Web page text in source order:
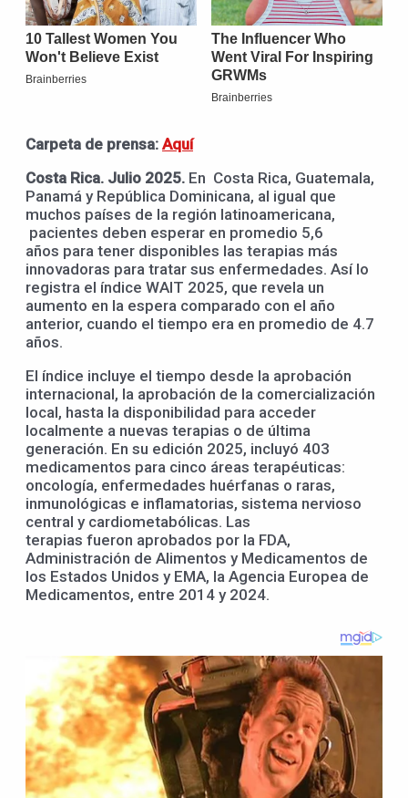
Carpeta de prensa: Aquí
Costa Rica. Julio 2025. En Costa Rica, Guatemala,
Panamá y República Dominicana, al igual que
muchos países de la región latinoamericana,
pacientes deben esperar en promedio 5,6
años para tener disponibles las terapias más
innovadoras para tratar sus enfermedades. Así lo
registra el índice WAIT 2025, que revela un
aumento en la espera comparado con el año
anterior, cuando el tiempo era en promedio de 4.7
años.
El índice incluye el tiempo desde la aprobación
internacional, la aprobación de la comercialización
local, hasta la disponibilidad para acceder
localmente a nuevas terapias o de última
generación. En su edición 2025, incluyó 403
medicamentos para cinco áreas terapéuticas:
oncología, enfermedades huérfanas o raras,
inmunológicas e inflamatorias, sistema nervioso
central y cardiometabólicas. Las
terapias fueron aprobados por la FDA,
Administración de Alimentos y Medicamentos de
los Estados Unidos y EMA, la Agencia Europea de
Medicamentos, entre 2014 y 2024.